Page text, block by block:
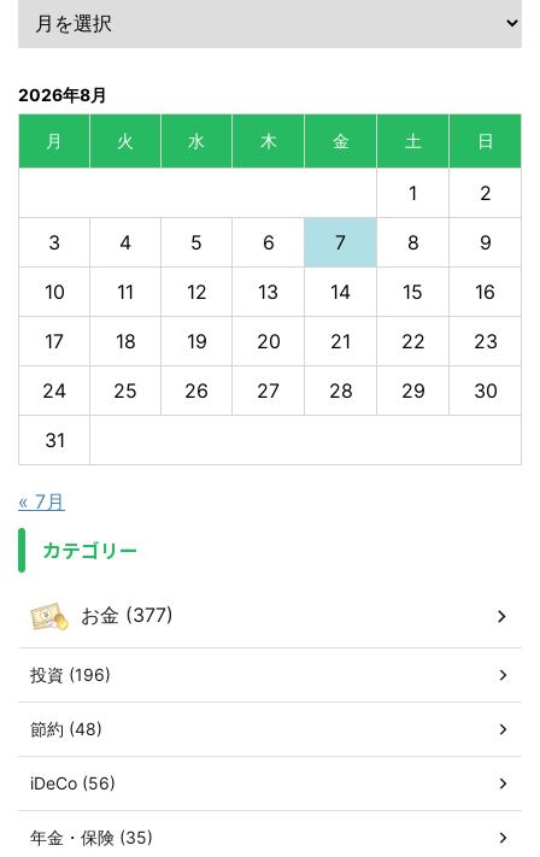
2026年8月
月 火 水 木 金 土 日
1 2
3 4 5 6 7 8 9
10 11 12 13 14 15 16
17 18 19 20 21 22 23
24 25 26 27 28 29 30
31
« 7月
カテゴリー
お金 (377)
投資 (196)
節約 (48)
iDeCo (56)
年金・保険 (35)